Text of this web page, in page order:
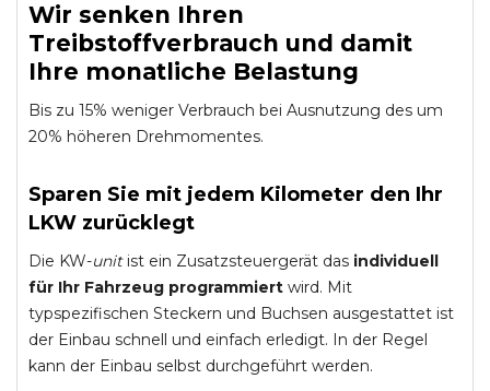
Wir senken Ihren
Treibstoffverbrauch und damit
Ihre monatliche Belastung
Bis zu 15% weniger Verbrauch bei Ausnutzung des um
20% höheren Drehmomentes.
Sparen Sie mit jedem Kilometer den Ihr
LKW zurücklegt
Die KW-unitist ein Zusatzsteuergerät das individuell
für Ihr Fahrzeug programmiert wird. Mit
typspezifischen Steckern und Buchsen ausgestattet ist
der Einbau schnell und einfach erledigt. In der Regel
kann der Einbau selbst durchgeführt werden.